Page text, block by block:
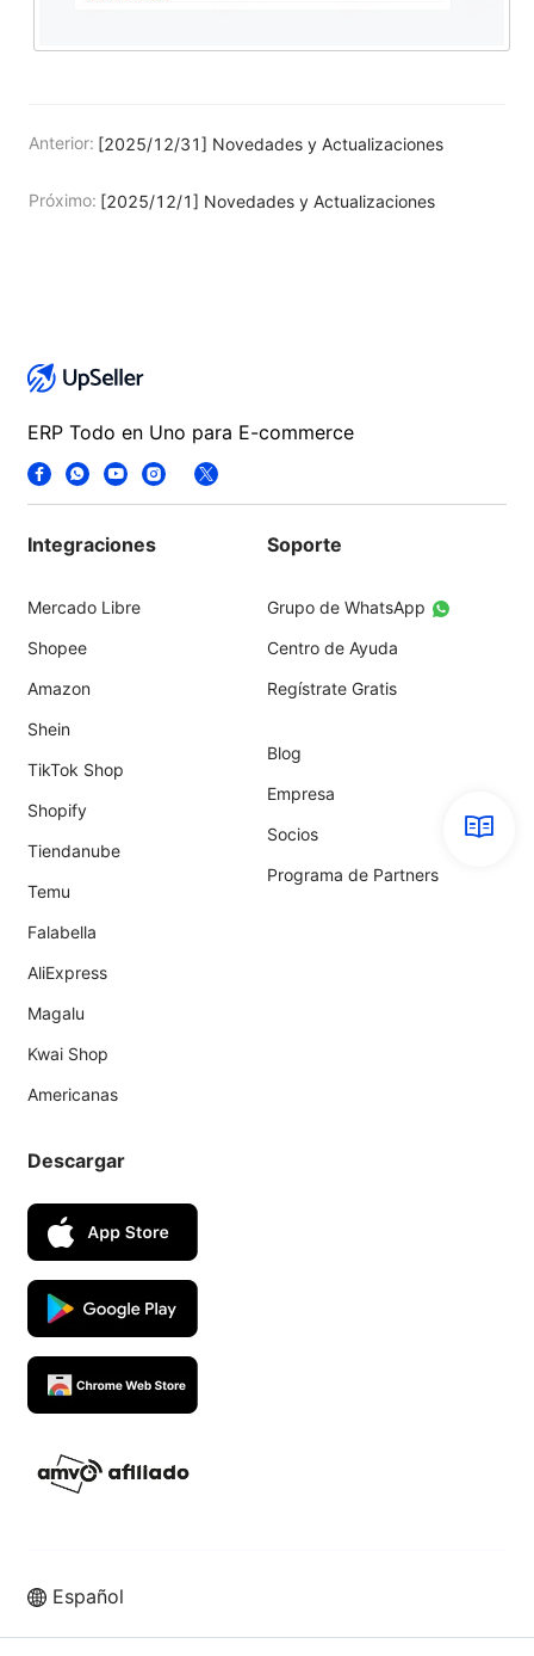
Anterior: [2025/12/31] Novedades y Actualizaciones
Próximo: [2025/12/1] Novedades y Actualizaciones
ERP Todo en Uno para E-commerce
Integraciones
Mercado Libre
Shopee
Amazon
Shein
TikTok Shop
Shopify
Tiendanube
Temu
Falabella
AliExpress
Magalu
Kwai Shop
Americanas
Soporte
Grupo de WhatsApp
Centro de Ayuda
Regístrate Gratis
Blog
Empresa
Socios
Programa de Partners
Descargar
Español